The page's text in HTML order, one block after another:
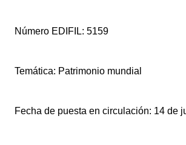
Número EDIFIL: 5159
Temática: Patrimonio mundial
Fecha de puesta en circulación: 14 de